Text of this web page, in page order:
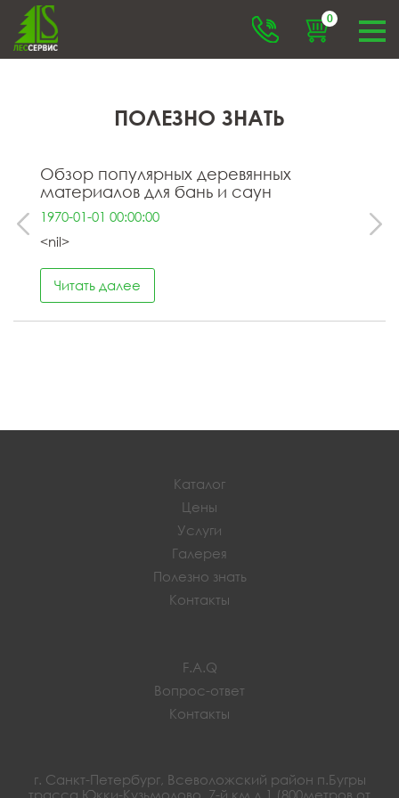
0
ПОЛЕЗНО ЗНАТЬ
Обзор популярных деревянных
материалов для бань и саун
1970-01-01 00:00:00
<nil>
Читать далее
Каталог
Цены
Услуги
Галерея
Полезно знать
Контакты
F.A.Q
Вопрос-ответ
Контакты
г. Санкт-Петербург, Всеволожский район п.Бугры
трасса Юкки-Кузьмолово, 7-й км д 1 (800метров от